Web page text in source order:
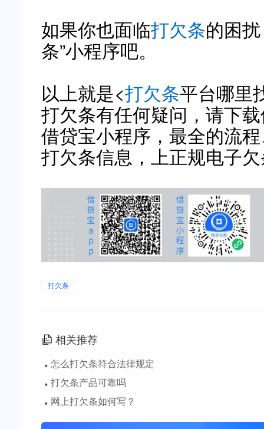
如果你也面临打欠条的困
条”小程序吧。
以上就是<打欠条平台哪里
打欠条有任何疑问，请下
借贷宝小程序，最全的流
打欠条信息，上正规电子
打欠条
相关推荐
· 怎么打欠条符合法律规定
· 打欠条产品可靠吗
· 网上打欠条如何写？